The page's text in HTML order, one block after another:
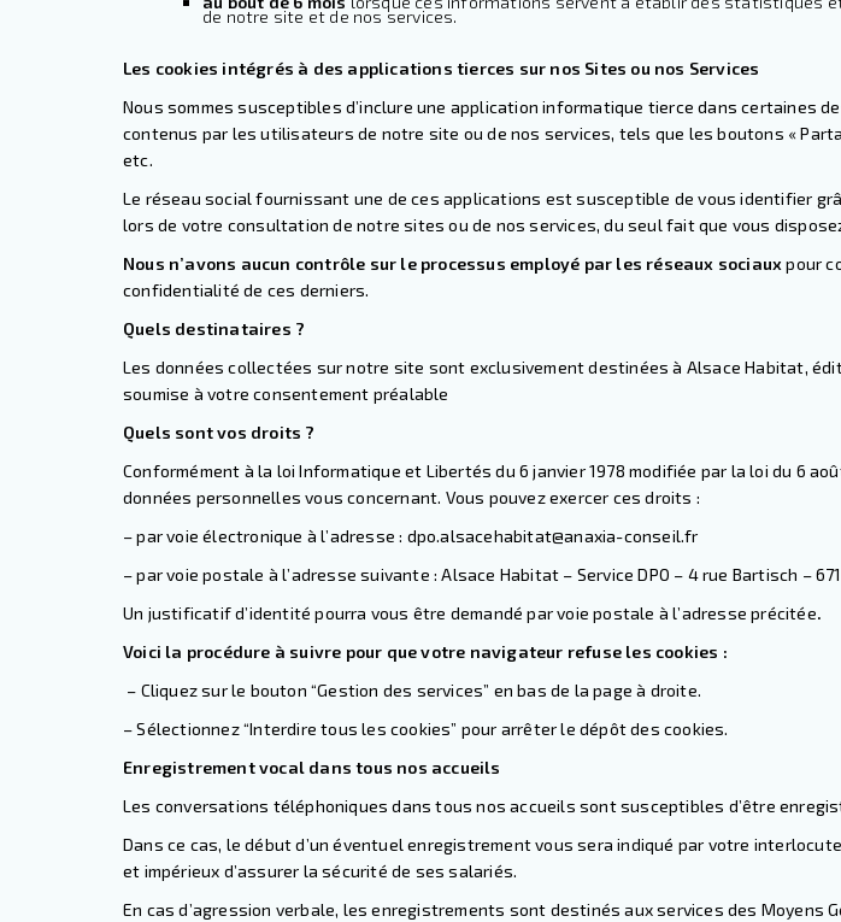
de notre site et de nos services.
Les cookies intégrés à des applications tierces sur nos Sites ou nos Services
Nous sommes susceptibles d’inclure une application informatique tierce dans certaines
contenus par les utilisateurs de notre site ou de nos services, tels que les boutons «
etc.
Le réseau social fournissant une de ces applications est susceptible de vous identifier
lors de votre consultation de notre sites ou de nos services, du seul fait que vous
Nous n’avons aucun contrôle sur le processus employé par les réseaux sociauxpour
confidentialité de ces derniers.
Quels destinataires ?
Les données collectées sur notre site sont exclusivement destinées à Alsace Habitat,
soumise à votre consentement préalable
Quels sontvos droits ?
Conformément à la loi Informatique et Libertés du 6 janvier 1978 modifiée par la loi du 6
données personnelles vous concernant. Vous pouvez exercer ces droits :
– par voie électronique à l’adresse : dpo.alsacehabitat@anaxia-conseil.fr
– par voie postale à l’adresse suivante : Alsace Habitat – Service DPO – 4 rue Bartisch –
Un justificatif d’identité pourra vous être demandé par voie postale à l’adresse précitée.
Voici la procédure à suivre pour que votre navigateur refuse les cookies :
– Cliquez sur le bouton “Gestion des services” en bas de la page à droite.
– Sélectionnez “Interdire tous les cookies” pour arrêter le dépôt des cookies.
Enregistrement vocal dans tous nos accueils
Les conversations téléphoniques dans tous nos accueils sont susceptibles d’être
Dans ce cas, le début d’un éventuel enregistrement vous sera indiqué par votre
et impérieux d’assurer la sécurité de ses salariés.
En cas d’agression verbale, les enregistrements sont destinés aux services des Moyens